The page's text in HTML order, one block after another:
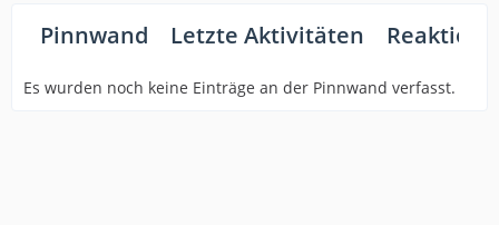
Pinnwand Letzte Aktivitäten
Es wurden noch keine Einträge an der Pinnwand verfasst.